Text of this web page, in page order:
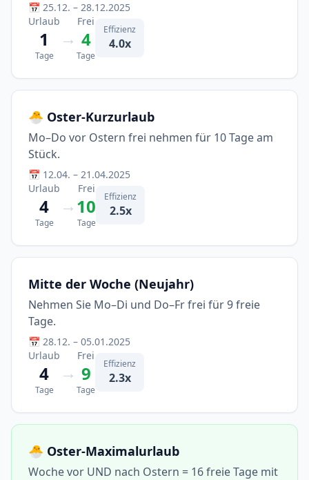
📅 25.12. – 28.12.2025
Urlaub
1
Tage
→
Frei
4
Tage
Effizienz
4.0x
🐣 Oster-Kurzurlaub
Mo–Do vor Ostern frei nehmen für 10 Tage am
Stück.
📅 12.04. – 21.04.2025
Urlaub
4
Tage
→
Frei
10
Tage
Effizienz
2.5x
Mitte der Woche (Neujahr)
Nehmen Sie Mo–Di und Do–Fr frei für 9 freie
Tage.
📅 28.12. – 05.01.2025
Urlaub
4
Tage
→
Frei
9
Tage
Effizienz
2.3x
🐣 Oster-Maximalurlaub
Woche vor UND nach Ostern = 16 freie Tage mit